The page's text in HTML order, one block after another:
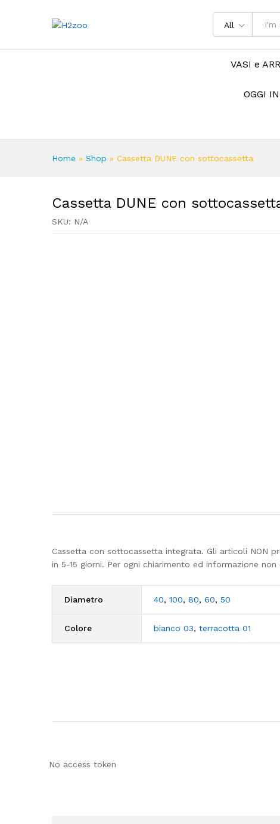
All
VASI e
OGGI
Home » Shop » Cassetta DUNE con sottocassetta
Cassetta DUNE con
SKU: N/A
Cassetta con sottocassetta integrata. Gli articoli NON
in 5-15 giorni. Per ogni chiarimento ed informazione
Diametro 40, 100, 80, 60, 50
Colore bianco 03, terracotta 01
No access token